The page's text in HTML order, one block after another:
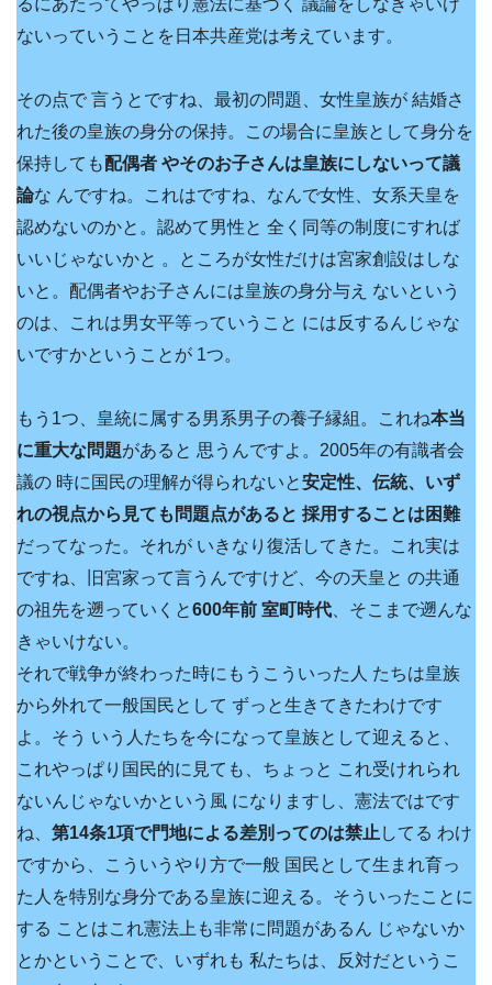
るにあたってやっぱり憲法に基づく 議論をしなきゃいけ
ないっていうことを日本共産党は考えています。
その点で 言うとですね、最初の問題、女性皇族が 結婚さ
れた後の皇族の身分の保持。この場合に皇族として身分を
保持しても配偶者 やそのお子さんは皇族にしないって議
論な んですね。これはですね、なんで女性、女系天皇を
認めないのかと。認めて男性と 全く同等の制度にすれば
いいじゃないかと 。ところが女性だけは宮家創設はしな
いと。配偶者やお子さんには皇族の身分与え ないという
のは、これは男女平等っていうこと には反するんじゃな
いですかということが 1つ。
もう1つ、皇統に属する男系男子の養子縁組。これね本当
に重大な問題があると 思うんですよ。2005年の有識者会
議の 時に国民の理解が得られないと安定性、伝統、いず
れの視点から見ても問題点があると 採用することは困難
だってなった。それが いきなり復活してきた。これ実は
ですね、旧宮家って言うんですけど、今の天皇と の共通
の祖先を遡っていくと600年前 室町時代 、そこまで遡んな
きゃいけない。
それで戦争が終わった時にもうこういった人 たちは皇族
から外れて一般国民として ずっと生きてきたわけです
よ。そう いう人たちを今になって皇族として迎えると、
これやっぱり国民的に見ても、ちょっと これ受けれられ
ないんじゃないかという風 になりますし、憲法ではです
ね、 第14条1項で門地による差別ってのは禁止 してる わけ
ですから、こういうやり方で一般 国民として生まれ育っ
た人を特別な身分である皇族に迎える。そういったことに
する ことはこれ憲法上も非常に問題があるん じゃないか
とかということで、いずれも 私たちは、反対だというこ